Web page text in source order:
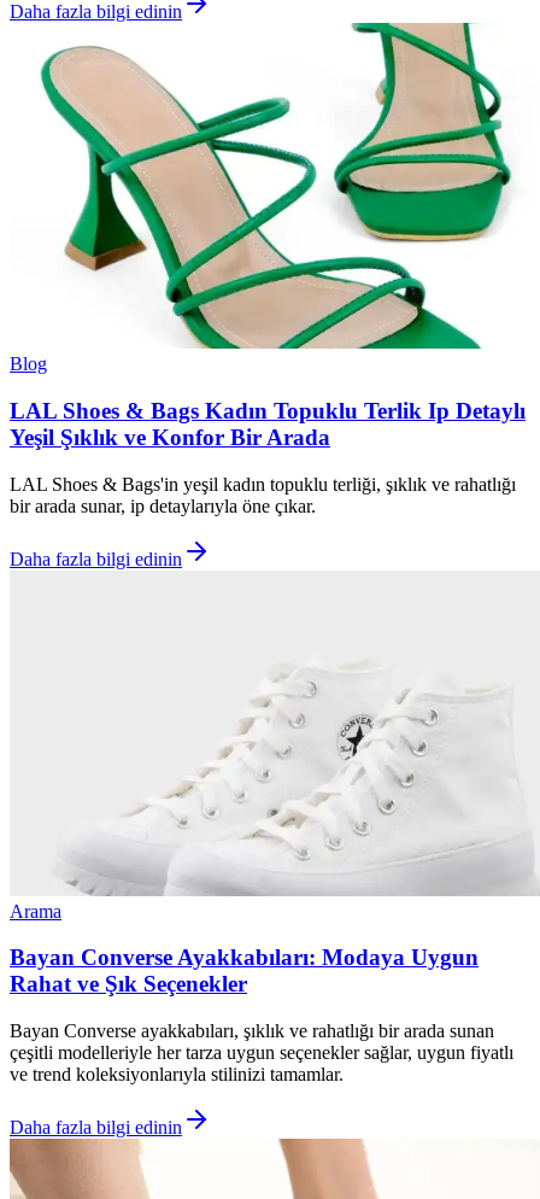
Daha fazla bilgi edinin
Blog
LAL Shoes & Bags Kadın Topuklu Terlik Ip Detaylı
Yeşil Şıklık ve Konfor Bir Arada
LAL Shoes & Bags'in yeşil kadın topuklu terliği, şıklık ve rahatlığı
bir arada sunar, ip detaylarıyla öne çıkar.
Daha fazla bilgi edinin
Arama
Bayan Converse Ayakkabıları: Modaya Uygun
Rahat ve Şık Seçenekler
Bayan Converse ayakkabıları, şıklık ve rahatlığı bir arada sunan
çeşitli modelleriyle her tarza uygun seçenekler sağlar, uygun fiyatlı
ve trend koleksiyonlarıyla stilinizi tamamlar.
Daha fazla bilgi edinin